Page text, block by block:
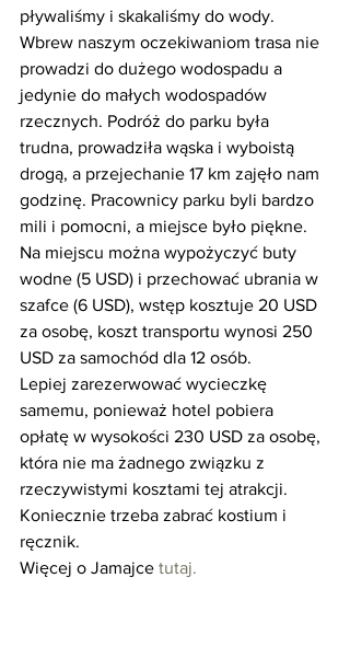
pływaliśmy i skakaliśmy do wody.
Wbrew naszym oczekiwaniom trasa nie
prowadzi do dużego wodospadu a
jedynie do małych wodospadów
rzecznych. Podróż do parku była
trudna, prowadziła wąska i wyboistą
drogą, a przejechanie 17 km zajęło nam
godzinę. Pracownicy parku byli bardzo
mili i pomocni, a miejsce było piękne.
Na miejscu można wypożyczyć buty
wodne (5 USD) i przechować ubrania w
szafce (6 USD), wstęp kosztuje 20 USD
za osobę, koszt transportu wynosi 250
USD za samochód dla 12 osób.
Lepiej zarezerwować wycieczkę
samemu, ponieważ hotel pobiera
opłatę w wysokości 230 USD za osobę,
która nie ma żadnego związku z
rzeczywistymi kosztami tej atrakcji.
Koniecznie trzeba zabrać kostium i
ręcznik.
Więcej o Jamajce tutaj.